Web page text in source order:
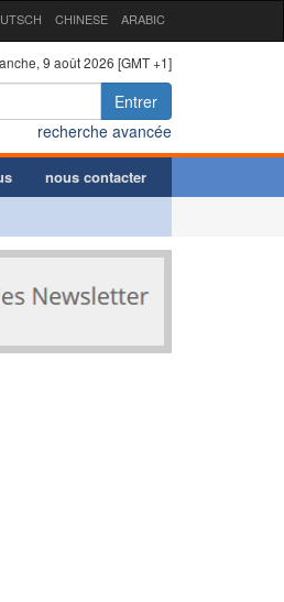
CHINESE ARABIC
9 août 2026 [GMT +1]
Entrer
recherche avancée
nous contacter